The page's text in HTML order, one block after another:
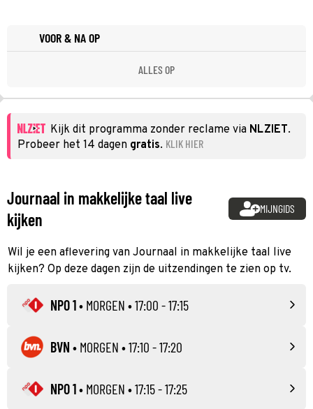
VOOR & NA OP
ALLES OP
Kijk dit programma zonder reclame via NLZIET.
Probeer het 14 dagen gratis. KLIK HIER
Journaal in makkelijke taal live
kijken
MIJNGIDS
Wil je een aflevering van Journaal in makkelijke taal live
kijken? Op deze dagen zijn de uitzendingen te zien op tv.
NPO 1• MORGEN • 17:00 - 17:15
BVN • MORGEN • 17:10 - 17:20
NPO 1• MORGEN • 17:15 - 17:25